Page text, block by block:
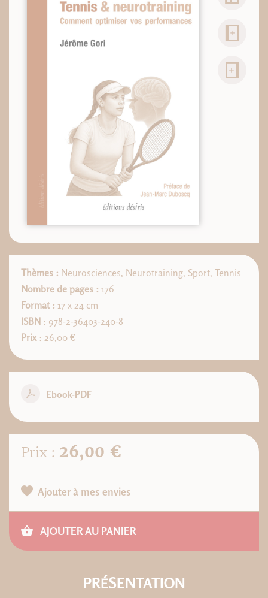
Thèmes : Neurosciences, Neurotraining, Sport, Tennis
Nombre de pages : 176
Format : 17 x 24 cm
ISBN : 978-2-36403-240-8
Prix : 26,00 €
Ebook-PDF
Prix : 26,00 €
Ajouter à mes envies
AJOUTER AU PANIER
PRÉSENTATION